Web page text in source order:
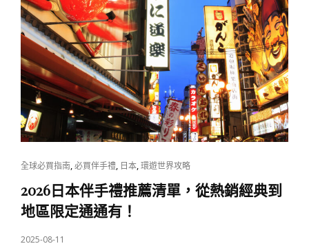
選
12
款
必
買，
還
有
羽
田
空
港
限
CAT
全球必買指南,必買伴手禮, 日本,環遊世界攻略
2026日本伴手禮推薦清單，從熱銷經典到
地區限定通通有！
POSTED
2025-08-11